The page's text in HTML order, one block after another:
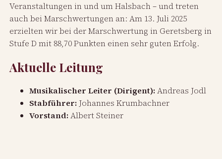
Veranstaltungen in und um Halsbach – und treten
auch bei Marschwertungen an: Am 13. Juli 2025
erzielten wir bei der Marschwertung in Geretsberg in
Stufe D mit 88,70 Punkten einen sehr guten Erfolg.
Aktuelle Leitung
Musikalischer Leiter (Dirigent): Andreas Jodl
Stabführer: Johannes Krumbachner
Vorstand: Albert Steiner